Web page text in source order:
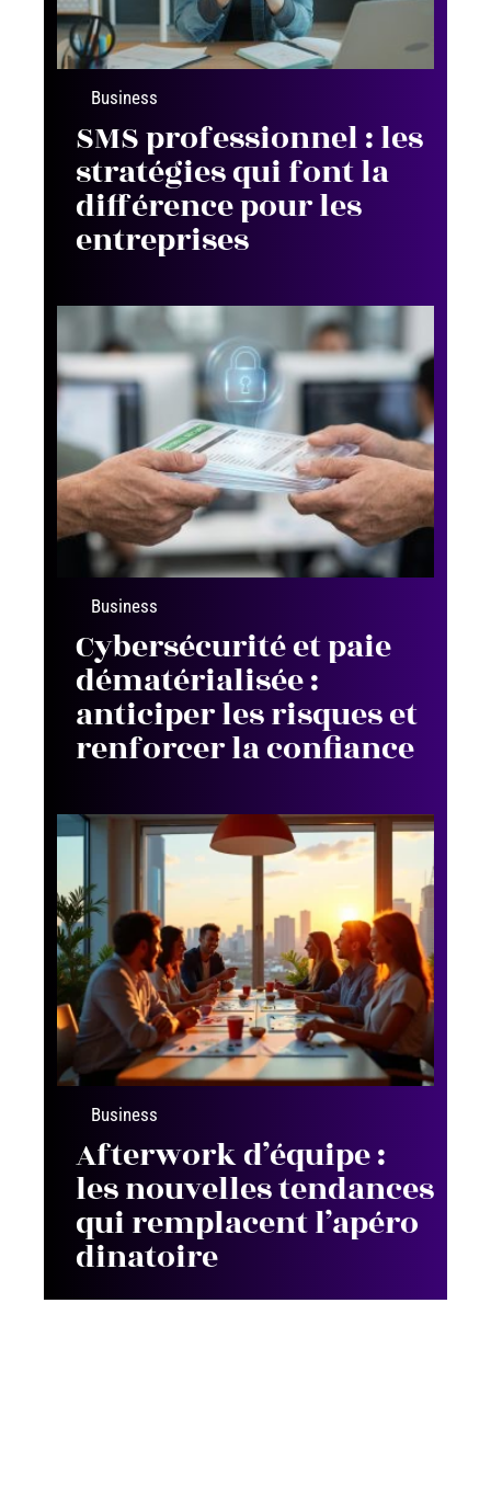
Business
SMS professionnel : les
stratégies qui font la
différence pour les
entreprises
Business
Cybersécurité et paie
dématérialisée :
anticiper les risques et
renforcer la confiance
Business
Afterwork d’équipe :
les nouvelles tendances
qui remplacent l’apéro
dinatoire